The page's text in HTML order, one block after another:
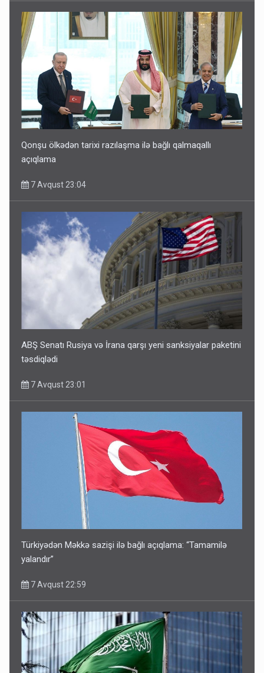
Qonşu ölkədən tarixi razılaşma ilə bağlı qalmaqallı
açıqlama
7 Avqust 23:04
ABŞ Senatı Rusiya və İrana qarşı yeni sanksiyalar paketini
təsdiqlədi
7 Avqust 23:01
Türkiyədən Məkkə sazişi ilə bağlı açıqlama: “Tamamilə
yalandır”
7 Avqust 22:59